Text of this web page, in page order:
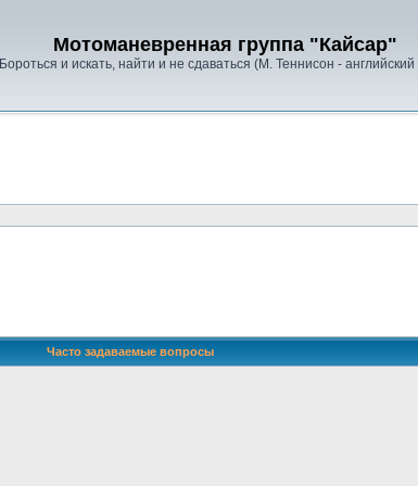
Мотоманевренная группа "Кайсар"
Бороться и искать, найти и не сдаваться (М. Теннисон - английский
Часто задаваемые вопросы